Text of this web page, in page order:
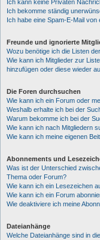
Ich kann keine Privaten
Ich bekomme ständig
Ich habe eine Spam-E-Mail
Freunde und ignorierte
Wozu benötige ich die Listen
Wie kann ich Mitglieder zur
hinzufügen oder diese wieder
Die Foren durchsuchen
Wie kann ich ein Forum oder
Weshalb erhalte ich bei der
Warum bekomme ich bei der
Wie kann ich nach Mitgliedern
Wie kann ich meine eigenen
Abonnements und
Was ist der Unterschied
Thema oder Forum?
Wie kann ich ein Lesezeichen
Wie kann ich ein Forum
Wie deaktiviere ich meine
Dateianhänge
Welche Dateianhänge sind in